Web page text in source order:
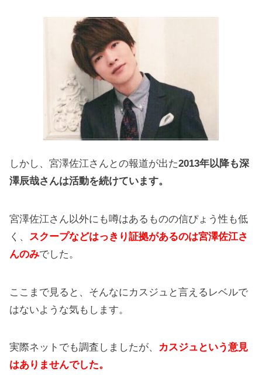
しかし、宮澤佐江さんとの報道が出た2013年以降も深
澤辰哉さんは活動を続けています。
宮澤佐江さん以外にも噂はあるものの信ぴょう性も低
く、 スクープなどはっきり証拠があるのは宮澤佐江さ
んのみでした。
ここまで見ると、そんなにカスジュと言えるレベルで
はないような気もします。
実際ネットでも調査しましたが、 カスジュという意見
はありませんでした。